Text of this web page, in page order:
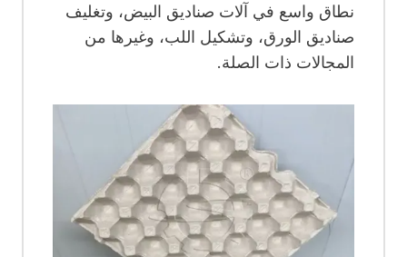
نطاق واسع في آلات صناديق البيض، وتغليف
صناديق الورق، وتشكيل اللب، وغيرها من
المجالات ذات الصلة.